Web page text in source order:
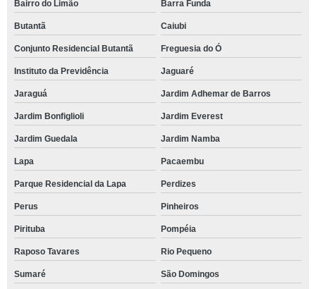
Bairro do Limão Barra Funda
Butantã Caiubi
Conjunto Residencial Butantã Freguesia do Ó
Instituto da Previdência Jaguaré
Jaraguá Jardim Adhemar de Barros
Jardim Bonfiglioli Jardim Everest
Jardim Guedala Jardim Namba
Lapa Pacaembu
Parque Residencial da Lapa Perdizes
Perus Pinheiros
Pirituba Pompéia
Raposo Tavares Rio Pequeno
Sumaré São Domingos